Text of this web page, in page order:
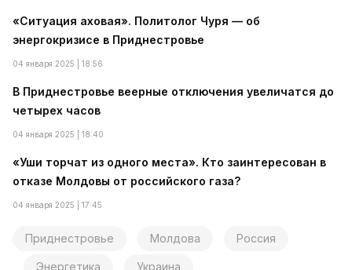
«Ситуация аховая». Политолог Чуря — об
энергокризисе в Приднестровье
04 января 2025 | 18:56
В Приднестровье веерные отключения увеличатся до
четырех часов
04 января 2025 | 18:40
«Уши торчат из одного места». Кто заинтересован в
отказе Молдовы от российского газа?
04 января 2025 | 17:45
Приднестровье Молдова Россия
Энергетика Украина